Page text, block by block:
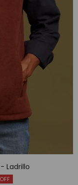
- Ladrillo